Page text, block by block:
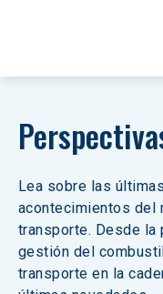
Lea sobre las
acontecimientos del
transporte. Desde la
gestión del
transporte en la